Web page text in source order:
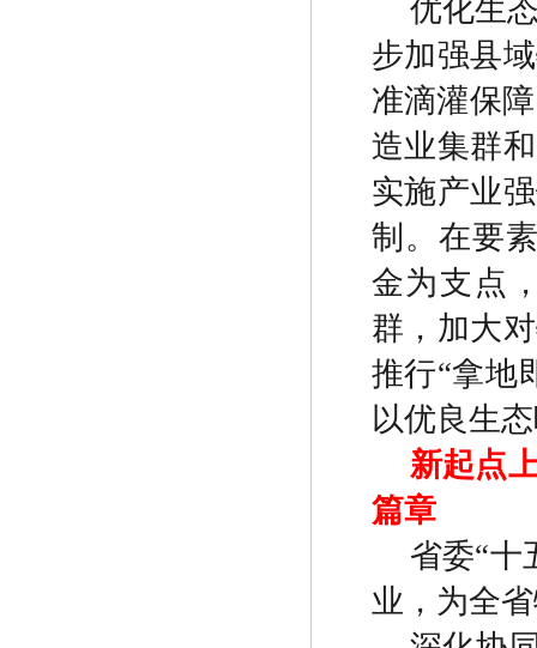
优化生
步加强县
准滴灌保
造业集群和
实施产业
制。在要
金为支点
群，加大
推行“拿地
以优良生
新起点
篇章
省委“十
业，为全